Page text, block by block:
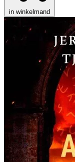
in winkelmand